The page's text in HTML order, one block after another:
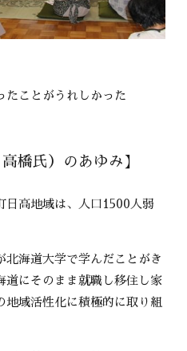
たことがうれしかった
橋氏）のあゆみ】
高地域は、人口1500人弱
海道大学で学んだことがき
道にそのまま就職し移住し家
地域活性化に積極的に取り組